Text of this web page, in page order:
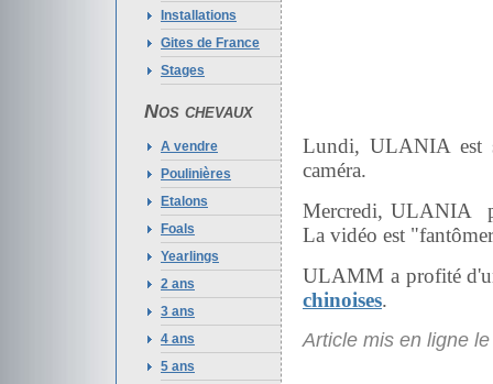
Installations
Gites de France
Stages
Nos chevaux
A vendre
Poulinières
Etalons
Foals
Yearlings
2 ans
3 ans
4 ans
5 ans
Lundi, ULANIA est
caméra.
Mercredi, ULANIA
La vidéo est
ULAMM a profité
chinoises.
Article mis en ligne